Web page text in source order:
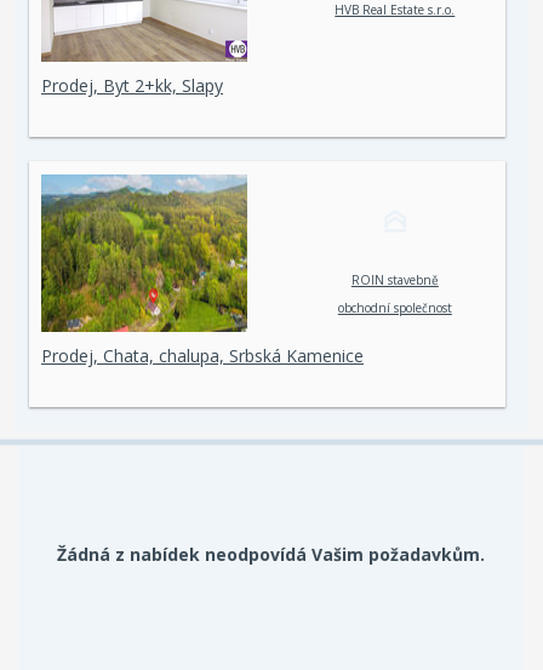
HVB Real Estate s.r.o.
Prodej, Byt 2+kk, Slapy
ROIN stavebně
obchodní společnost
Prodej, Chata, chalupa, Srbská Kamenice
Žádná z nabídek neodpovídá Vašim požadavkům.